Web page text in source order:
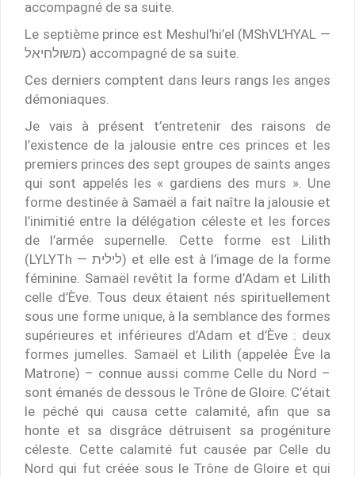
accompagné de sa suite.
Le septième prince est Meshul’hi’el (MShVL’HYAL —
משולחיאל) accompagné de sa suite.
Ces derniers comptent dans leurs rangs les anges
démoniaques.
Je vais à présent t’entretenir des raisons de
l’existence de la jalousie entre ces princes et les
premiers princes des sept groupes de saints anges
qui sont appelés les « gardiens des murs ». Une
forme destinée à Samaël a fait naître la jalousie et
l’inimitié entre la délégation céleste et les forces
de l’armée supernelle. Cette forme est Lilith
(LYLYTh — לילית) et elle est à l’image de la forme
féminine. Samaël revêtit la forme d’Adam et Lilith
celle d’Ève. Tous deux étaient nés spirituellement
sous une forme unique, à la semblance des formes
supérieures et inférieures d’Adam et d’Ève : deux
formes jumelles. Samaël et Lilith (appelée Ève la
Matrone) – connue aussi comme Celle du Nord –
sont émanés de dessous le Trône de Gloire. C’était
le péché qui causa cette calamité, afin que sa
honte et sa disgrâce détruisent sa progéniture
céleste. Cette calamité fut causée par Celle du
Nord qui fut créée sous le Trône de Gloire et qui